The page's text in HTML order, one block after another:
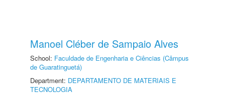
Manoel Cléber de Sampaio Alves
School: Faculdade de Engenharia e Ciências (Câmpus
de Guaratinguetá)
Department: DEPARTAMENTO DE MATERIAIS E
TECNOLOGIA